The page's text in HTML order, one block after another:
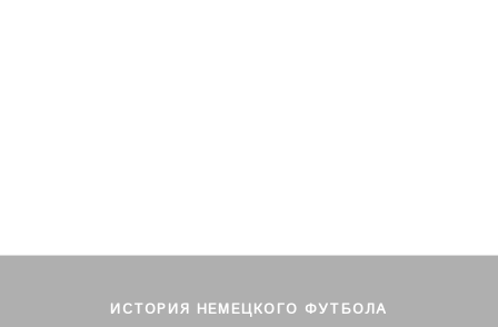
ИСТОРИЯ НЕМЕЦКОГО ФУТБОЛА